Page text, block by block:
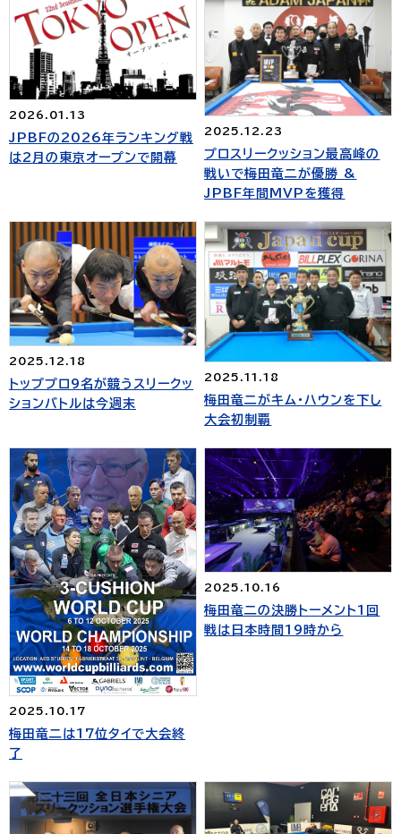
2026.01.13
JPBFの2026年ランキング戦
は2月の東京オープンで開幕
2025.12.23
プロスリークッション最高峰の
戦いで梅田竜二が優勝 &
JPBF年間MVPを獲得
2025.12.18
トッププロ9名が競うスリークッ
ションバトルは今週末
2025.11.18
梅田竜二がキム・ハウンを下し
大会初制覇
2025.10.17
梅田竜二は17位タイで大会終
了
2025.10.16
梅田竜二の決勝トーメント1回
戦は日本時間19時から